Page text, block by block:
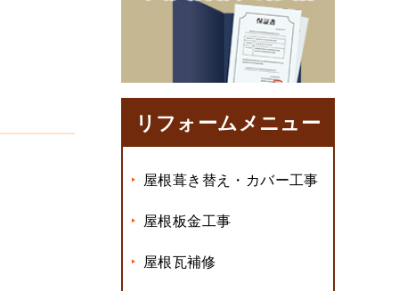
リフォームメニュー
屋根葺き替え・カバー工事
屋根板金工事
屋根瓦補修